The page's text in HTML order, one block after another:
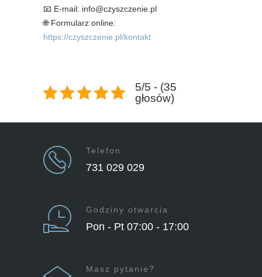
📧 E-mail: info@czyszczenie.pl
🌐 Formularz online:
https://czyszczenie.pl/kontakt
5/5 - (35
głosów)
Telefon
731 029 029
Godziny otwarcia
Pon - Pt 07:00 - 17:00
Masz pytanie?